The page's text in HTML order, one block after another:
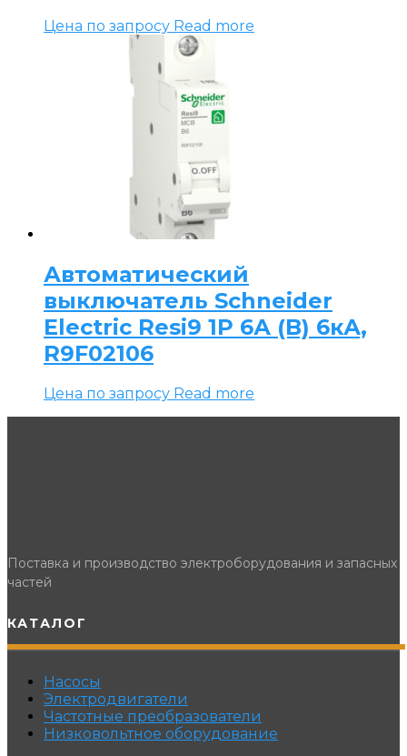
Цена по запросу Read more
Автоматический
выключатель Schneider
Electric Resi9 1P 6А (B) 6кА,
R9F02106
Цена по запросу Read more
Поставка и производство электроборудования и запасных
частей
КАТАЛОГ
Насосы
Электродвигатели
Частотные преобразователи
Низковольтное оборудование